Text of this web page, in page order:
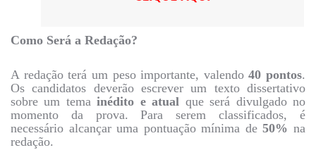
Como Será a Redação?
A redação terá um peso importante, valendo40 pontos.
Os candidatos deverão escrever um texto dissertativo
sobre um temainédito e atual que será divulgado no
momento da prova. Para serem classificados, é
necessário alcançar uma pontuação mínima de50% na
redação.